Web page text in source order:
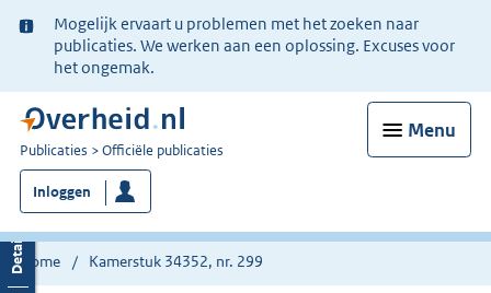
Ter
informatie:
Mogelijk ervaart u problemen met het zoeken naar
publicaties. We werken aan een oplossing. Excuses voor
het ongemak.
Menu
U
bent
nu
hier:
Publicaties Officiële publicaties
Inloggen
Home Kamerstuk 34352, nr. 299